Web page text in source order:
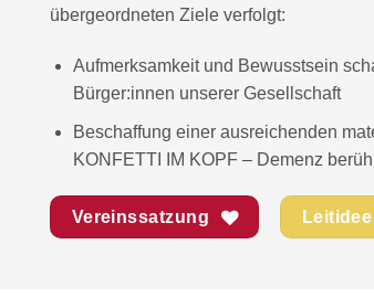
übergeordneten Ziele verfolgt:
Aufmerksamkeit und Bewusstsein
Bürger:innen unserer Gesellschaft
Beschaffung einer ausreichenden
KONFETTI IM KOPF – Demenz
Vereinssatzung